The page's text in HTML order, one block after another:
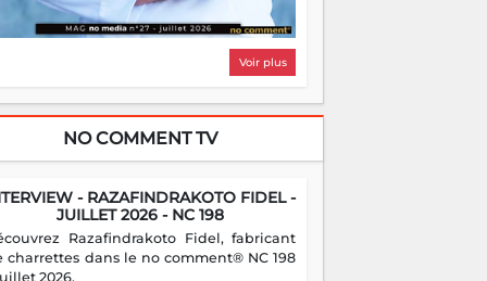
la barque avance. Il faut juste
que tout le monde rame dans le
Voir plus
NO COMMENT TV
- RAZAFINDRAKOTO FIDEL -
JUILLET 2026 - NC 198
Razafindrakoto Fidel, fabricant
charrettes dans le no comment® NC 198
2026.